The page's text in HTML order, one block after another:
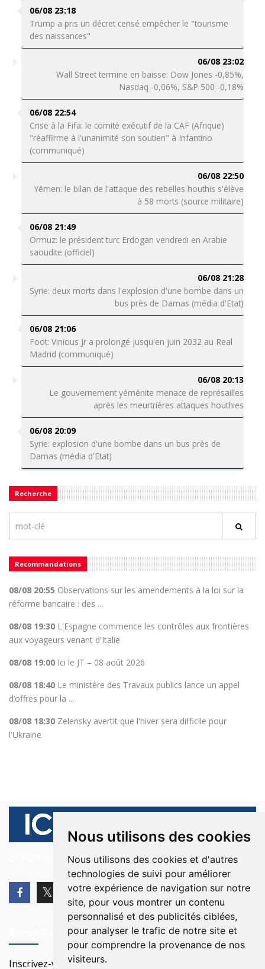
Nous utilisons des cookies
Nous utilisons des cookies et d'autres
technologies de suivi pour améliorer
votre expérience de navigation sur notre
site, pour vous montrer un contenu
personnalisé et des publicités ciblées,
pour analyser le trafic de notre site et
pour comprendre la provenance de nos
visiteurs.
06/08 23:18
Trump a pris un décret censé empêcher le "tourisme
des naissances"
06/08 23:02
Wall Street termine en baisse: Dow Jones -0,85%,
Nasdaq -0,06%, S&P 500 -0,18%
06/08 22:54
Crise à la Fifa: le comité exécutif de la CAF (Afrique)
"réaffirme à l'unanimité son soutien" à Infantino
(communiqué)
06/08 22:50
Yémen: le bilan de l'attaque des rebelles houthis s'élève
à 58 morts (source militaire)
06/08 21:49
Ormuz: le président turc Erdogan vendredi en Arabie
saoudite (officiel)
06/08 21:28
Syrie: deux morts dans l'explosion d'une bombe dans un
bus près de Damas (média d'Etat)
06/08 21:06
Foot: Vinicius Jr a prolongé jusqu'en juin 2032 au Real
Madrid (communiqué)
06/08 20:13
Le gouvernement yéménite menace de représailles
après les meurtrières attaques houthies
06/08 20:09
Syrie: explosion d'une bombe dans un bus près de
Damas (média d'Etat)
Recherche
Recommandations
08/08 20:55 Observations sur les amendements à la loi sur la
réforme bancaire : des ...
08/08 19:30 L'Espagne commence les contrôles aux frontières
aux voyageurs venant d'Italie
08/08 19:00 Ici le JT – 08 août 2026
08/08 18:40 Le ministère des Travaux publics lance un appel
d’offres pour la ...
08/08 18:30 Zelensky avertit que l'hiver sera difficile pour
l'Ukraine
© 2026 Ici Beyrouth. Tous les droits sont réservés.
Inscrivez-vous à notre Newsletter